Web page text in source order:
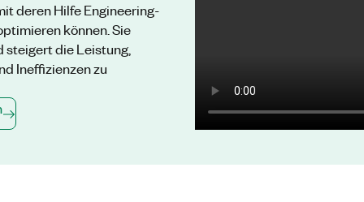
deren Hilfe Engineering-
können. Sie
die Leistung,
Ineffizienzen zu